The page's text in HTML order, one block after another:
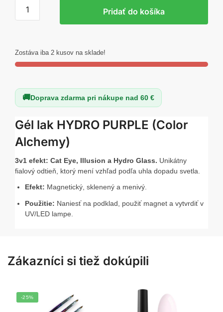
Gél lak HYDRO PURPLE (Color
Alchemy)
3v1 efekt: Cat Eye, Illusion a Hydro Glass. Unikátny
fialový odtieň, ktorý mení vzhľad podľa uhla dopadu svetla.
Efekt: Magnetický, sklenený a menivý.
Použitie: Naniesť na podklad, použiť magnet a vytvrdiť v
UV/LED lampe.
Hydro
purple
g
Pridať do košíka
Zostáva iba 2 kusov na sklade!
Doprava zdarma pri nákupe nad 60 €
Zákazníci si tiež dokúpili
-25%